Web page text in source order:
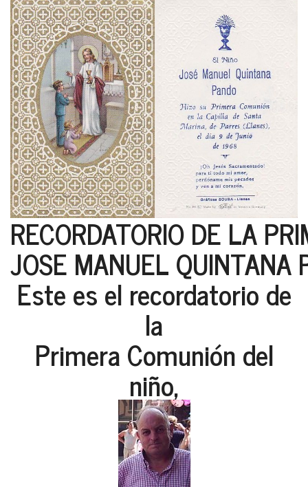
RECORDATORIO DE LA
JOSE MANUEL
Este es el recordatorio de
la
Primera Comunión del
niño,